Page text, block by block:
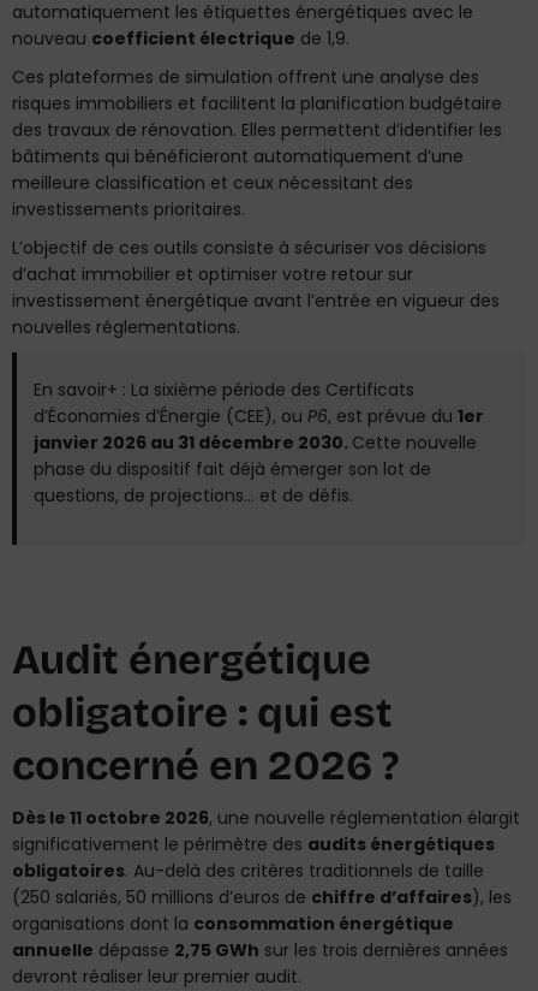
automatiquement les étiquettes énergétiques avec le
nouveau coefficient électrique de 1,9.
Ces plateformes de simulation offrent une analyse des
risques immobiliers et facilitent la planification budgétaire
des travaux de rénovation. Elles permettent d’identifier les
bâtiments qui bénéficieront automatiquement d’une
meilleure classification et ceux nécessitant des
investissements prioritaires.
L’objectif de ces outils consiste à sécuriser vos décisions
d’achat immobilier et optimiser votre retour sur
investissement énergétique avant l’entrée en vigueur des
nouvelles réglementations.
En savoir+ : La sixième période des Certificats
d’Économies d’Énergie (CEE), ou P6, est prévue du 1er
janvier 2026 au 31 décembre 2030. Cette nouvelle
phase du dispositif fait déjà émerger son lot de
questions, de projections… et de défis.
Audit énergétique
obligatoire : qui est
concerné en 2026 ?
Dès le 11 octobre 2026, une nouvelle réglementation élargit
significativement le périmètre des audits énergétiques
obligatoires. Au-delà des critères traditionnels de taille
(250 salariés, 50 millions d’euros de chiffre d’affaires), les
organisations dont la consommation énergétique
annuelle dépasse 2,75 GWh sur les trois dernières années
devront réaliser leur premier audit.